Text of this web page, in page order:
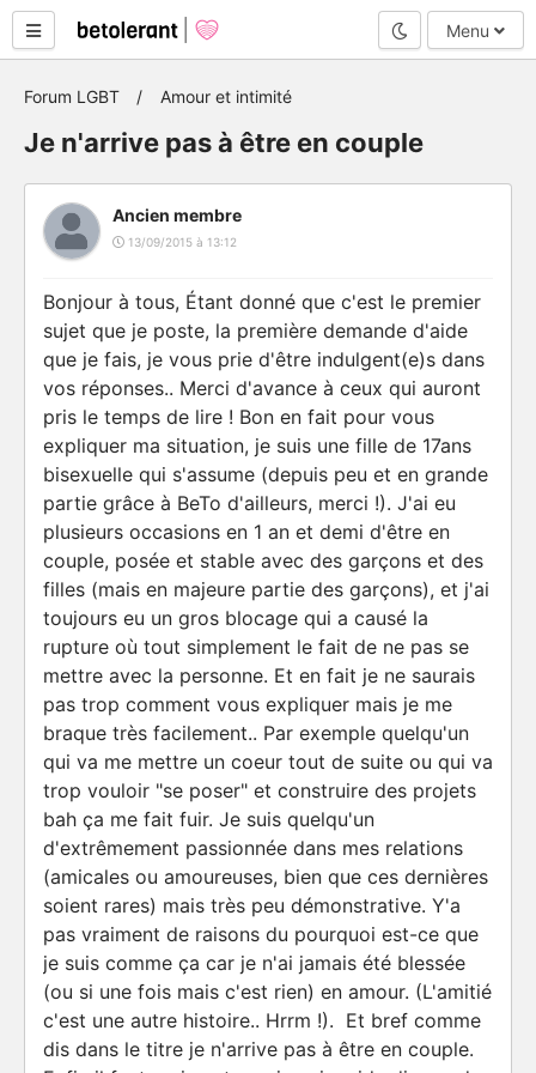
Mode nuit
Menu
Forum LGBT Amour et intimité
Je n'arrive pas à être en couple
Ancien membre
13/09/2015 à 13:12
Bonjour à tous, Étant donné que c'est le premier
sujet que je poste, la première demande d'aide
que je fais, je vous prie d'être indulgent(e)s dans
vos réponses.. Merci d'avance à ceux qui auront
pris le temps de lire ! Bon en fait pour vous
expliquer ma situation, je suis une fille de 17ans
bisexuelle qui s'assume (depuis peu et en grande
partie grâce à BeTo d'ailleurs, merci !). J'ai eu
plusieurs occasions en 1 an et demi d'être en
couple, posée et stable avec des garçons et des
filles (mais en majeure partie des garçons), et j'ai
toujours eu un gros blocage qui a causé la
rupture où tout simplement le fait de ne pas se
mettre avec la personne. Et en fait je ne saurais
pas trop comment vous expliquer mais je me
braque très facilement.. Par exemple quelqu'un
qui va me mettre un coeur tout de suite ou qui va
trop vouloir "se poser" et construire des projets
bah ça me fait fuir. Je suis quelqu'un
d'extrêmement passionnée dans mes relations
(amicales ou amoureuses, bien que ces dernières
soient rares) mais très peu démonstrative. Y'a
pas vraiment de raisons du pourquoi est-ce que
je suis comme ça car je n'ai jamais été blessée
(ou si une fois mais c'est rien) en amour. (L'amitié
c'est une autre histoire.. Hrrm !). Et bref comme
dis dans le titre je n'arrive pas à être en couple.